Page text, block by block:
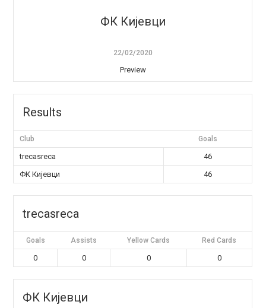
ФК Кијевци
22/02/2020
Preview
Results
Club Goals
trecasreca
46
ФК Кијевци
46
trecasreca
Goals Assists Yellow Cards Red Cards
0 0 0 0
ФК Кијевци